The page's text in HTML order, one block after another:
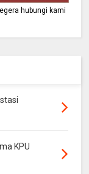
hubungi kami
KPU